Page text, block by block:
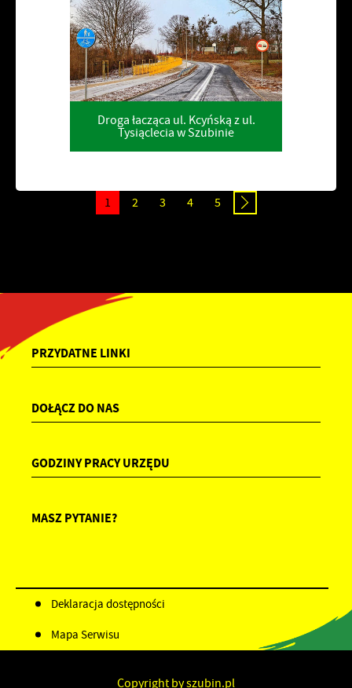
Droga łacząca ul. Kcyńską z ul.
Tysiąclecia w Szubinie
1 2 3 4 5
PRZYDATNE LINKI
DOŁĄCZ DO NAS
GODZINY PRACY URZĘDU
MASZ PYTANIE?
Deklaracja dostępności
Mapa Serwisu
Copyright by szubin.pl